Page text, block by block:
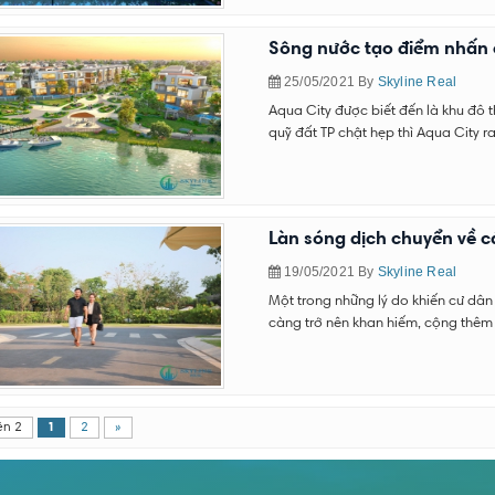
Sông nước tạo điểm
25/05/2021 By Skyline Real
Aqua City được biết đến là khu đô
quỹ đất TP chật hẹp thì Aqua City
Làn sóng dịch chuyển về
19/05/2021 By Skyline Real
Một trong những lý do khiến cư
càng trở nên khan hiếm, cộng
2 1 2 »